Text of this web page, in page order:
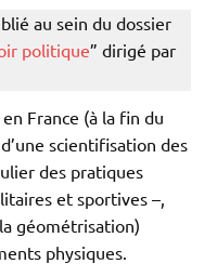
au sein du dossier
politique” dirigé par
France (à la fin du
scientifisation des
des pratiques
et sportives –,
géométrisation)
physiques.